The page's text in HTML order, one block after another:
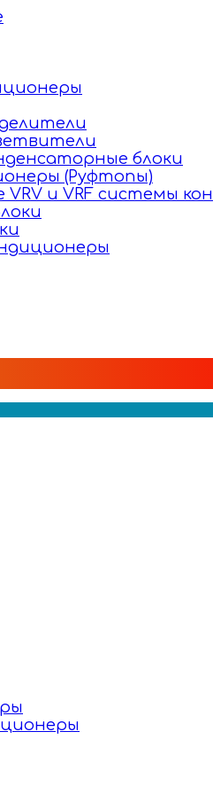
блоки
(Руфтопы)
и VRF системы